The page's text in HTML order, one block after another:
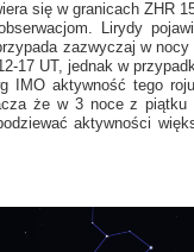
się w granicach ZHR
Lirydy
zazwyczaj w
17 UT, jednak w
IMO aktywność tego
że w 3 noce z piątku
aktywności